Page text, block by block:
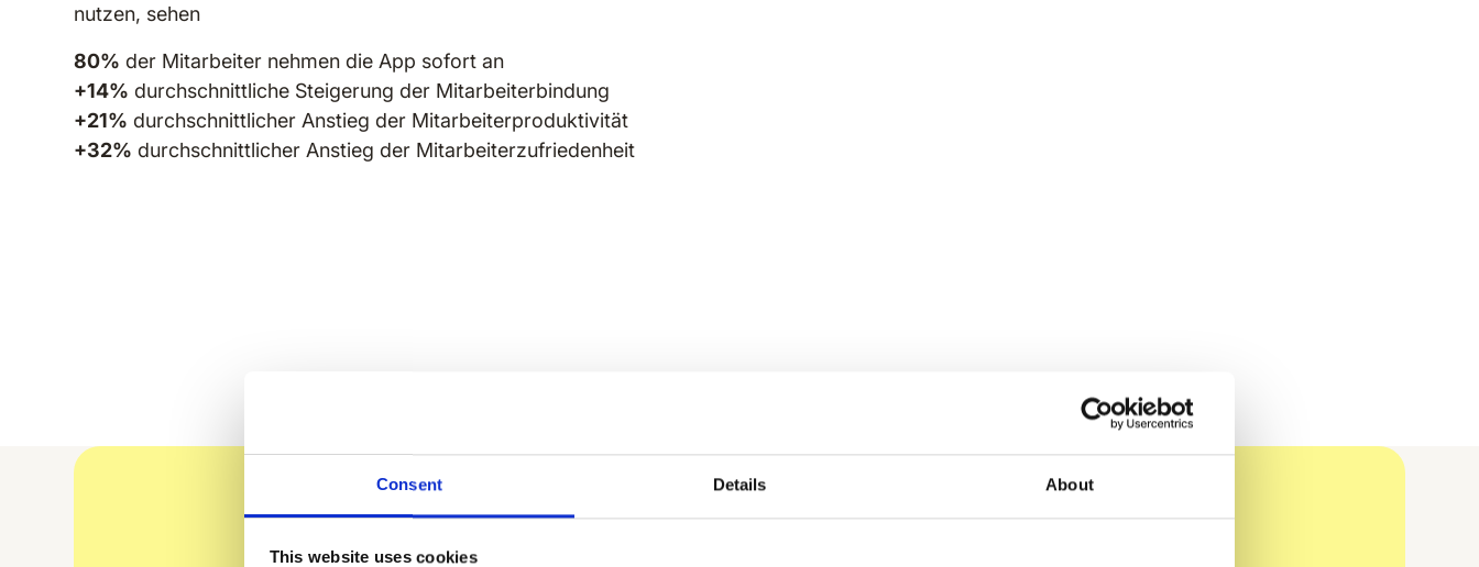
Consent Details About
This website uses cookies
nutzen, sehen
80% der Mitarbeiter nehmen die App sofort an
+14% durchschnittliche Steigerung der Mitarbeiterbindung
+21% durchschnittlicher Anstieg der Mitarbeiterproduktivität
+32% durchschnittlicher Anstieg der Mitarbeiterzufriedenheit